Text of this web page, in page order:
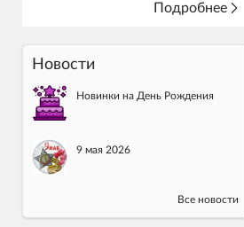
Подробнее
Новости
Новинки на День Рождения
9 мая 2026
Все новости